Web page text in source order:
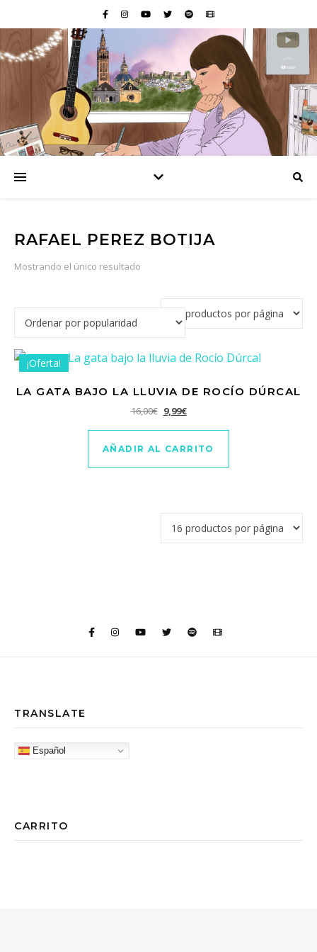
RAFAEL PEREZ BOTIJA
Mostrando el único resultado
¡Oferta!
LA GATA BAJO LA LLUVIA DE ROCÍO DÚRCAL
16,00€ El precio original era: 16,00€.
9,99€El precio actual es: 9,99€.
AÑADIR AL CARRITO
TRANSLATE
Español
CARRITO